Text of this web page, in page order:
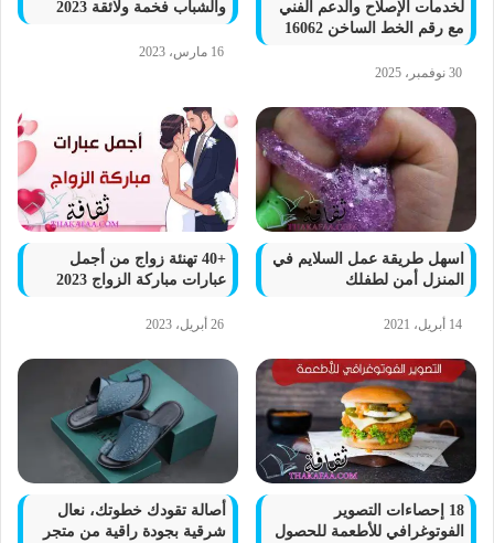
لخدمات الإصلاح والدعم الفني
مع رقم الخط الساخن 16062
30 نوفمبر، 2025
والشباب فخمة ولائقة 2023
16 مارس، 2023
اسهل طريقة عمل السلايم في
المنزل أمن لطفلك
14 أبريل، 2021
+40 تهنئة زواج من أجمل
عبارات مباركة الزواج 2023
26 أبريل، 2023
18 إحصاءات التصوير
الفوتوغرافي للأطعمة للحصول
أصالة تقودك خطوتك، نعال
شرقية بجودة راقية من متجر